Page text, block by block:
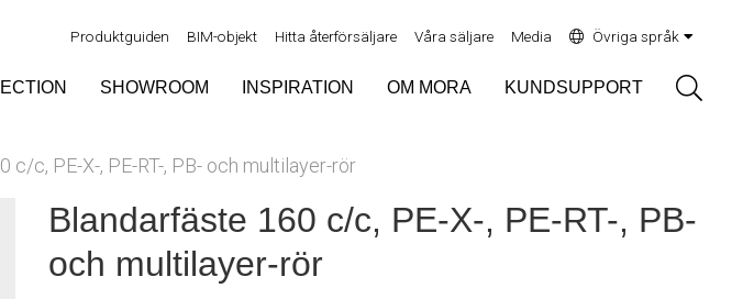
Produktguiden BIM-objekt Hitta återförsäljare Våra säljare Media Övriga språk
SHOWROOM INSPIRATION OM MORA KUNDSUPPORT
c/c, PE-X-, PE-RT-, PB- och multilayer-rör
Blandarfäste 160 c/c, PE-X-, PE-RT-, PB-
och multilayer-rör